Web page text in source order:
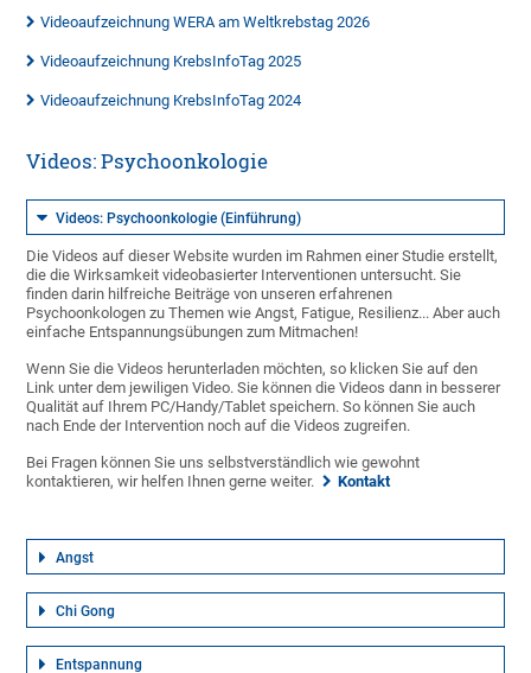
Videoaufzeichnung WERA am Weltkrebstag 2026
Videoaufzeichnung KrebsInfoTag 2025
Videoaufzeichnung KrebsInfoTag 2024
Videos: Psychoonkologie
Videos: Psychoonkologie (Einführung)
Die Videos auf dieser Website wurden im Rahmen einer Studie erstellt,
die die Wirksamkeit videobasierter Interventionen untersucht. Sie
finden darin hilfreiche Beiträge von unseren erfahrenen
Psychoonkologen zu Themen wie Angst, Fatigue, Resilienz... Aber auch
einfache Entspannungsübungen zum Mitmachen!
Wenn Sie die Videos herunterladen möchten, so klicken Sie auf den
Link unter dem jewiligen Video. Sie können die Videos dann in besserer
Qualität auf Ihrem PC/Handy/Tablet speichern. So können Sie auch
nach Ende der Intervention noch auf die Videos zugreifen.
Bei Fragen können Sie uns selbstverständlich wie gewohnt
kontaktieren, wir helfen Ihnen gerne weiter.
Kontakt
Angst
Chi Gong
Entspannung